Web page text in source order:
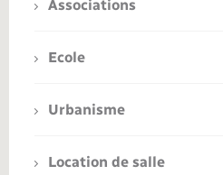
Associations
Ecole
Urbanisme
Location de salle